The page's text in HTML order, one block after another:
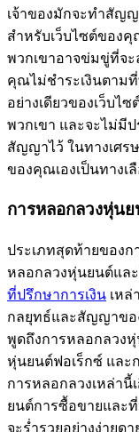
เจ้าของมักจะทำสัญ
สำหรับเว็บไซต์ของ
พวกเขาอาจข่มขู่ที่จะ
คุณไม่ชำระเงินตามที่
อย่างเดียวของเว็บไ
พวกเขา และจะไม่มี
สัญญาไว้ ในทางเศร
ของคุณเองเป็นทางเ
การหลอกลวงหุ่น
ประเภทสุดท้ายของก
หลอกลวงหุ่นยนต์แล
ที่ปรึกษาการเงิน เห
กลยุทธ์และสัญญาขอ
พูดถึงการหลอกลวง
หุ่นยนต์ฟอเร็กซ์ และ
การหลอกลวงเหล่า
ยนต์การซื้อขายและ
จะร่ำรวยอย่างง่ายด